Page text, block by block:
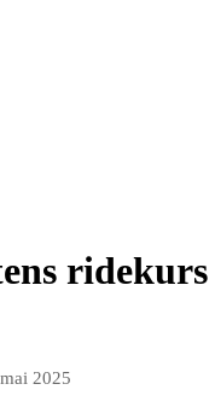
ridekurs
2025